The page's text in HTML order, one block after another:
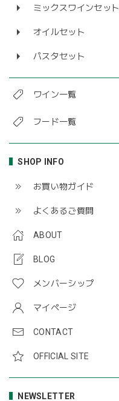
ミックスワインセット
オイルセット
パスタセット
ワイン一覧
フード一覧
SHOP INFO
お買い物ガイド
よくあるご質問
ABOUT
BLOG
メンバーシップ
マイページ
CONTACT
OFFICIAL SITE
NEWSLETTER